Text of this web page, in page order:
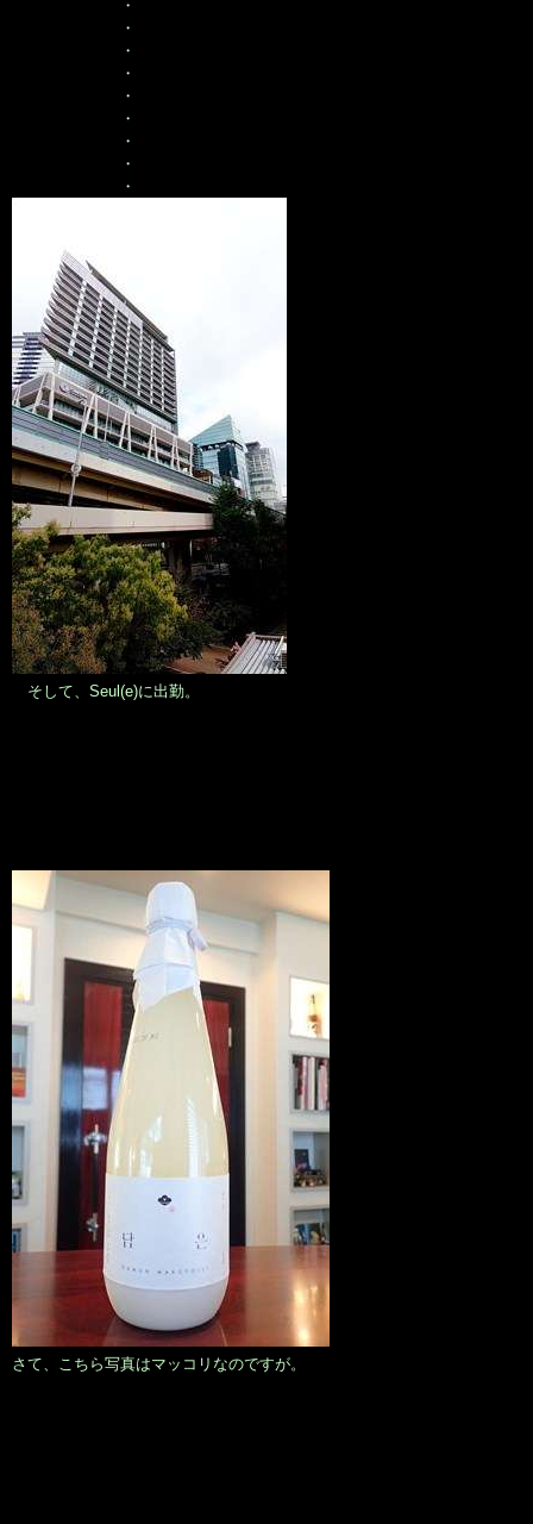
・
・
・
・
・
・
・
・
・
そして、Seul(e)に出勤。
さて、こちら写真はマッコリなのですが。